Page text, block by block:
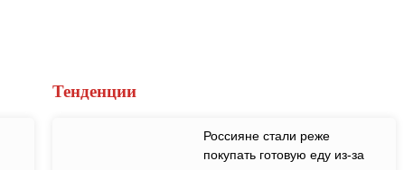
Тенденции
Россияне стали реже
покупать готовую еду из-за